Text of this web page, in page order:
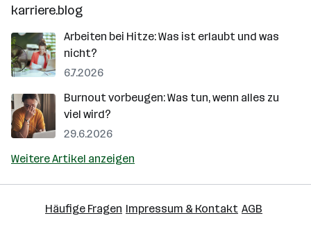
karriere.blog
Arbeiten bei Hitze: Was ist erlaubt und was
nicht?
6.7.2026
Burnout vorbeugen: Was tun, wenn alles zu
viel wird?
29.6.2026
Weitere Artikel anzeigen
Häufige Fragen Impressum & Kontakt AGB